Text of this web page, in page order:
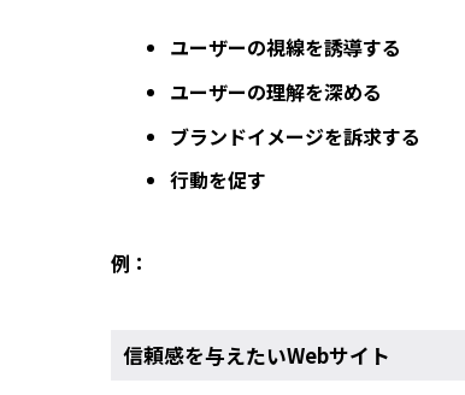
ユーザーの視線を誘導する
ユーザーの理解を深める
ブランドイメージを訴求する
行動を促す
例：
信頼感を与えたいWebサイト